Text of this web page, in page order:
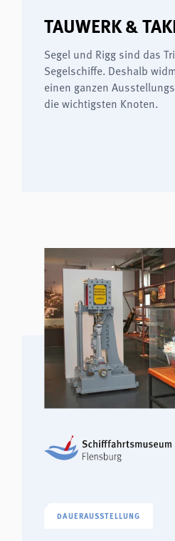
TAUWERK &
Segel und Rigg sind das
Segelschiffe. Deshalb
einen ganzen
die wichtigsten Knoten.
DAUERAUSSTELLUNG